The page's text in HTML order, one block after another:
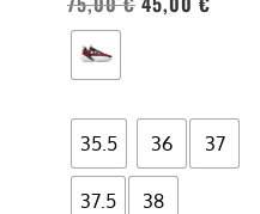
35.5 36 37
37.5 38
scelte
nella
del
prodotto